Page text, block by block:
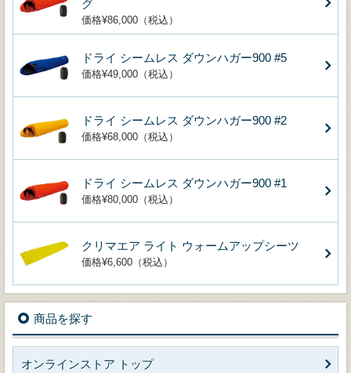
グ
価格¥86,000（税込）
ドライ シームレス ダウンハガー900 #5
価格¥49,000（税込）
ドライ シームレス ダウンハガー900 #2
価格¥68,000（税込）
ドライ シームレス ダウンハガー900 #1
価格¥80,000（税込）
クリマエア ライト ウォームアップシーツ
価格¥6,600（税込）
商品を探す
オンラインストア トップ